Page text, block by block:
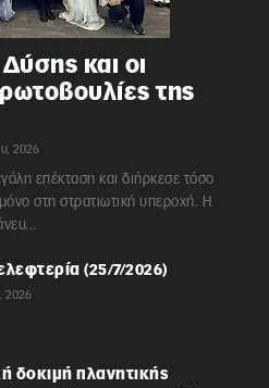
και οι
της
2026
επέκταση και διήρκεσε τόσο
στη στρατιωτική υπεροχή. Η
(25/7/2026)
2026
δοκιμή πλανητικής